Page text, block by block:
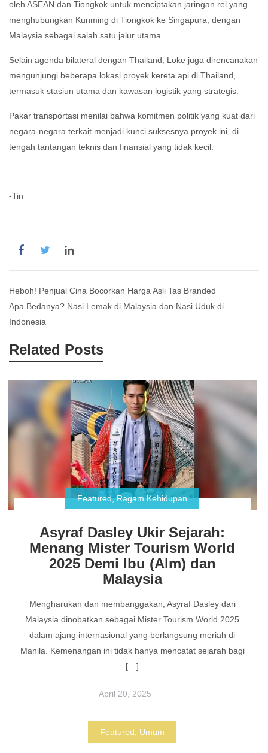
oleh ASEAN dan Tiongkok untuk menciptakan jaringan rel yang
menghubungkan Kunming di Tiongkok ke Singapura, dengan
Malaysia sebagai salah satu jalur utama.
Selain agenda bilateral dengan Thailand, Loke juga direncanakan
mengunjungi beberapa lokasi proyek kereta api di Thailand,
termasuk stasiun utama dan kawasan logistik yang strategis.
Pakar transportasi menilai bahwa komitmen politik yang kuat dari
negara-negara terkait menjadi kunci suksesnya proyek ini, di
tengah tantangan teknis dan finansial yang tidak kecil.
-Tin
Post
navigation
Heboh! Penjual Cina Bocorkan Harga Asli Tas Branded
Apa Bedanya? Nasi Lemak di Malaysia dan Nasi Uduk di
Indonesia
Related Posts
Featured,Ragam Kehidupan
Asyraf Dasley Ukir Sejarah:
Menang Mister Tourism World
2025 Demi Ibu (Alm) dan
Malaysia
Mengharukan dan membanggakan, Asyraf Dasley dari
Malaysia dinobatkan sebagai Mister Tourism World 2025
dalam ajang internasional yang berlangsung meriah di
Manila. Kemenangan ini tidak hanya mencatat sejarah bagi
[…]
April 20, 2025
Featured, Umum